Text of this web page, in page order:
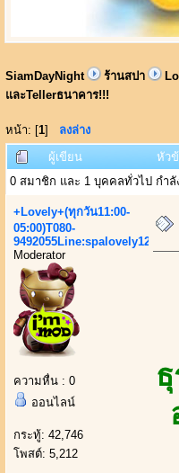
SiamDayNight ร้านสปา
และTellerธนาคาร!!!
หน้า: [1] ลงล่าง
ผู้เขียน
หัว
0 สมาชิก และ 1 บุคคลทั่วไป กำลั
+Lovely+(ทุกวัน11:00-
05:00)T080-
9492055Line:spalovely123
Moderator
ความหื่น : 0
ออนไลน์
กระทู้: 42,746
โพสต์: 5,212